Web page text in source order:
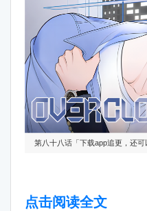
第八十八话「下载app追更，还可
点击阅读全文